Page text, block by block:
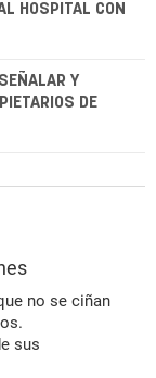
HOSPITAL CON
Y
DE
no se ciñan
sus